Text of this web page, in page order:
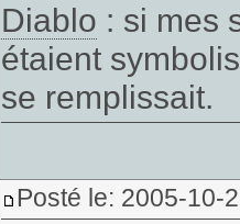
Diablo : si mes
étaient
se remplissait.
Posté le: 2005-10-